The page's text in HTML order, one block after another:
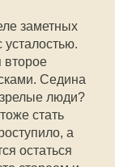
заметных
второе
Седина
зрелые люди?
стать
а
остаться